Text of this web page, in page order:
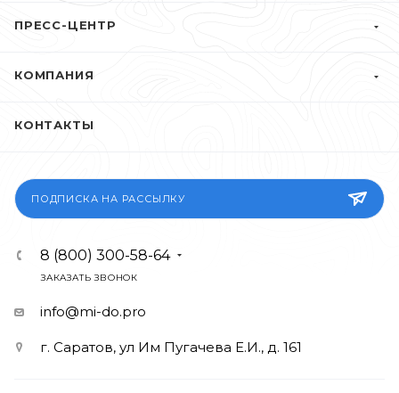
ПРЕСС-ЦЕНТР
КОМПАНИЯ
КОНТАКТЫ
ПОДПИСКА НА РАССЫЛКУ
8 (800) 300-58-64
ЗАКАЗАТЬ ЗВОНОК
info@mi-do.pro
г. Саратов, ул Им Пугачева Е.И., д. 161